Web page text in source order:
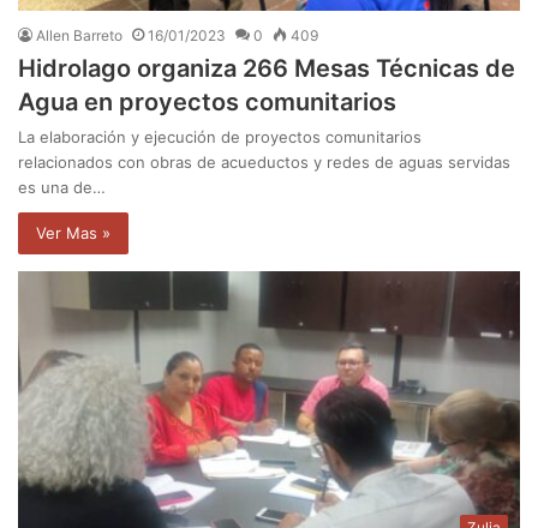
Allen Barreto 16/01/2023 0 409
Hidrolago organiza 266 Mesas Técnicas de
Agua en proyectos comunitarios
La elaboración y ejecución de proyectos comunitarios
relacionados con obras de acueductos y redes de aguas servidas
es una de…
Ver Mas »